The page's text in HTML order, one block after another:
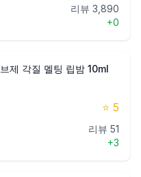
리뷰 3,890
+0
제 각질 멜팅 립밤 10ml
⭐ 5
리뷰 51
+3